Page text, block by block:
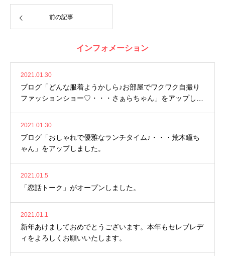
前の記事
インフォメーション
2021.01.30
ブログ「どんな服着ようかしら♪お部屋でワクワク自撮り
ファッションショー♡・・・さぁらちゃん」をアップしま
2021.01.30
ブログ「おしゃれで優雅なランチタイム♪・・・荒木瞳ち
ゃん」をアップしました。
2021.01.5
「恋話トーク」がオープンしました。
2021.01.1
新年あけましておめでとうございます。本年もセレブレデ
ィをよろしくお願いいたします。